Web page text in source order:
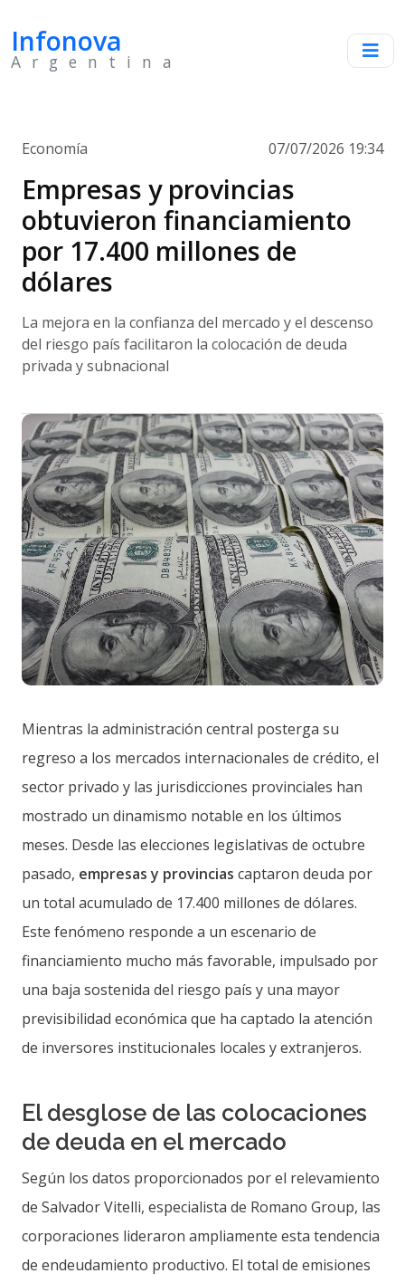
Infonova
Argentina
Economía 07/07/2026 19:34
Empresas y provincias
obtuvieron financiamiento
por 17.400 millones de
dólares
La mejora en la confianza del mercado y el descenso
del riesgo país facilitaron la colocación de deuda
privada y subnacional
Mientras la administración central posterga su
regreso a los mercados internacionales de crédito, el
sector privado y las jurisdicciones provinciales han
mostrado un dinamismo notable en los últimos
meses. Desde las elecciones legislativas de octubre
pasado, empresas y provincias captaron deuda por
un total acumulado de 17.400 millones de dólares.
Este fenómeno responde a un escenario de
financiamiento mucho más favorable, impulsado por
una baja sostenida del riesgo país y una mayor
previsibilidad económica que ha captado la atención
de inversores institucionales locales y extranjeros.
El desglose de las colocaciones
de deuda en el mercado
Según los datos proporcionados por el relevamiento
de Salvador Vitelli, especialista de Romano Group, las
corporaciones lideraron ampliamente esta tendencia
de endeudamiento productivo. El total de emisiones